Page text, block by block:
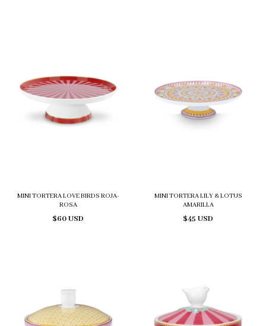
MINI TORTERA LOVE BIRDS ROJA-
ROSA
$60 USD
MINI TORTERA LILY & LOTUS
AMARILLA
$45 USD